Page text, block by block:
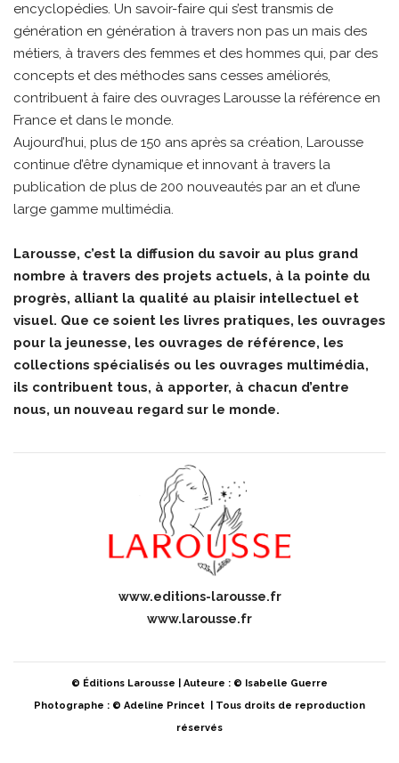
encyclopédies. Un savoir-faire qui s’est transmis de
génération en génération à travers non pas un mais des
métiers, à travers des femmes et des hommes qui, par des
concepts et des méthodes sans cesses améliorés,
contribuent à faire des ouvrages Larousse la référence en
France et dans le monde.
Aujourd’hui, plus de 150 ans après sa création, Larousse
continue d’être dynamique et innovant à travers la
publication de plus de 200 nouveautés par an et d’une
large gamme multimédia.
Larousse, c’est la diffusion du savoir au plus grand
nombre à travers des projets actuels, à la pointe du
progrès, alliant la qualité au plaisir intellectuel et
visuel. Que ce soient les livres pratiques, les ouvrages
pour la jeunesse, les ouvrages de référence, les
collections spécialisés ou les ouvrages multimédia,
ils contribuent tous, à apporter, à chacun d’entre
nous, un nouveau regard sur le monde.
www.editions-larousse.fr
www.larousse.fr
© Éditions Larousse | Auteure : © Isabelle Guerre
Photographe : © Adeline Princet | Tous droits de reproduction
réservés